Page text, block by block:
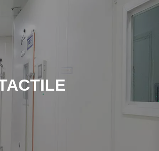
Français
Português